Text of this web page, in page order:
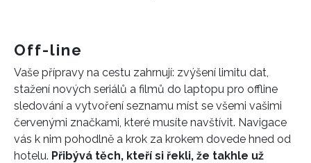
Off-line
Vaše přípravy na cestu zahrnují: zvýšení limitu dat,
stažení nových seriálů a filmů do laptopu pro offline
sledování a vytvoření seznamu míst se všemi vašimi
červenými značkami, které musíte navštívit. Navigace
vás k nim pohodlně a krok za krokem dovede hned od
hotelu. Přibývá těch, kteří si řekli, že takhle už